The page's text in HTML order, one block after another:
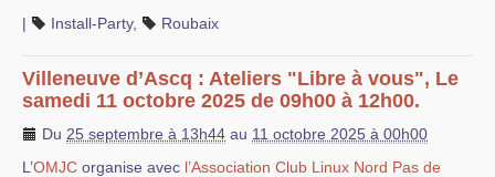
|
Install-Party, Roubaix
Villeneuve d’Ascq : Ateliers "Libre à vous", Le
samedi 11 octobre 2025 de 09h00 à 12h00.
Du 25 septembre à 13h44 au 11 octobre 2025 à 00h00
L’OMJC organise avec l’Association Club Linux Nord Pas de